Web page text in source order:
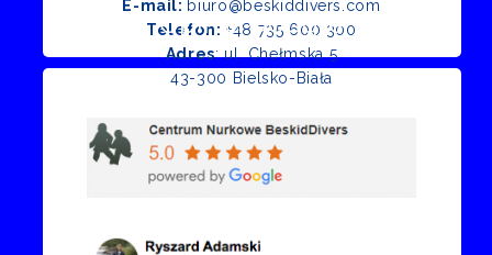
E-mail: biuro@beskiddivers.com
Telefon: +48 735 600 300
Adres: ul. Chełmska 5
43-300 Bielsko-Biała
Opinie Google